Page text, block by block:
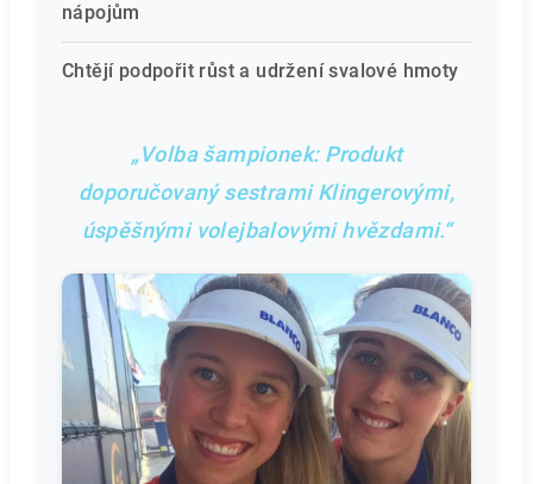
nápojům
Chtějí podpořit růst a udržení svalové hmoty
„Volba šampionek: Produkt
doporučovaný sestrami Klingerovými,
úspěšnými volejbalovými hvězdami.“